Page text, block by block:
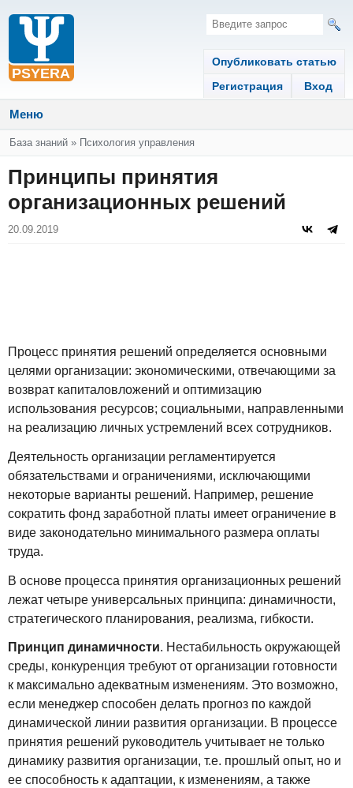
Опубликовать статью
Регистрация
Вход
Меню
Вы здесь
База знаний » Психология управления
Принципы принятия
организационных решений
20.09.2019
Процесс принятия решений определяется основными
целями организации: экономическими, отвечающими за
возврат капиталовложений и оптимизацию
использования ресурсов; социальными, направленными
на реализацию личных устремлений всех сотрудников.
Деятельность организации регламентируется
обязательствами и ограничениями, исключающими
некоторые варианты решений. Например, решение
сократить фонд заработной платы имеет ограничение в
виде законодательно минимального размера оплаты
труда.
В основе процесса принятия организационных решений
лежат четыре универсальных принципа: динамичности,
стратегического планирования, реализма, гибкости.
Принцип динамичности. Нестабильность окружающей
среды, конкуренция требуют от организации готовности
к максимально адекватным изменениям. Это возможно,
если менеджер способен делать прогноз по каждой
динамической линии развития организации. В процессе
принятия решений руководитель учитывает не только
динамику развития организации, т.е. прошлый опыт, но и
ее способность к адаптации, к изменениям, а также